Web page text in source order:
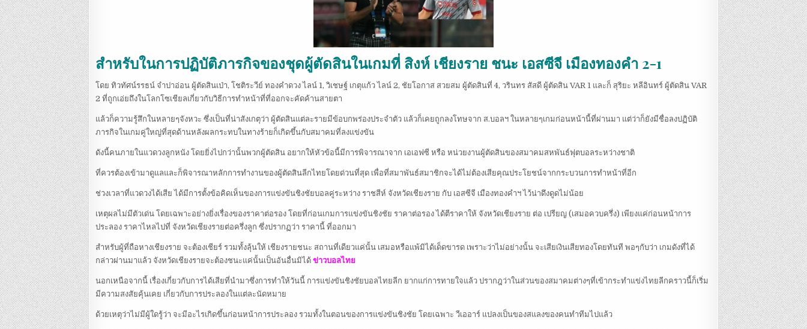
สำหรับในการปฏิบัติภารกิจของชุดผู้ตัดสินในเกมที่ สิงห์ เชียงราย ชนะ เอสซีจี เมืองทองคำ 2-1
โดย ทิวทัศน์รรธน์ จำปาอ่อน ผู้ตัดสินเป่า, โชติระวีย์ ทองคำดวง ไลน์ 1, วิเชษฐ์ เกตุแก้ว ไลน์ 2, ชัยโอกาส สวยสม ผู้ตัดสินที่ 4, วรินทร สัสดี ผู้ตัดสิน VAR 1 และก็ สุริยะ หลีอินทร์ ผู้ตัดสิน VAR
2 ที่ถูกเอ่ยถึงในโลกโซเชียลเกี่ยวกับวิธีการทำหน้าที่ที่ออกจะคัดค้านสายตา
แล้วก็ความรู้สึกในหลายๆจังหวะ ซึ่งเป็นที่น่าสังเกตุว่า ผู้ตัดสินแต่ละรายมีข้อบกพร่องประจำตัว แล้วก็เคยถูกลงโทษจาก ส.บอลฯ ในหลายๆเกมก่อนหน้านี้ที่ผ่านมา แต่ว่าก็ยังมีชื่อลงปฏิบัติ
ภารกิจในเกมคู่ใหญ่ที่สุดด้านหลังผลกระทบในทางร้ายก็เกิดขึ้นกับสมาคมที่ลงแข่งขัน
ดังนี้คนภายในแวดวงลูกหนัง โดยยิ่งไปกว่านั้นพวกผู้ตัดสิน อยากให้หัวข้อนี้มีการพิจารณาจาก เอเอฟซี หรือ หน่วยงานผู้ตัดสินของสมาคมสหพันธ์ฟุตบอลระหว่างชาติ
ที่ควรต้องเข้ามาดูแลและก็พิจารณาหลักการทำงานของผู้ตัดสินลีกไทยโดยด่วนที่สุด เพื่อที่สมาพันธ์สมาชิกจะได้ไม่ต้องเสียคุณประโยชน์จากกระบวนการทำหน้าที่อีก
ช่วงเวลาที่แวดวงได้เสีย ได้มีการตั้งข้อคิดเห็นของการแข่งขันชิงชัยบอลคู่ระหว่าง ราชสีห์ จังหวัดเชียงราย กับ เอสซีจี เมืองทองคำฯ ไว้น่าดึงดูดไม่น้อย
เหตุผลไม่มีตัวเด่น โดยเฉพาะอย่างยิ่งเรื่องของราคาต่อรอง โดยที่ก่อนเกมการแข่งขันชิงชัย ราคาต่อรอง ได้ตีราคาให้ จังหวัดเชียงราย ต่อ เปรียญ (เสมอควบครึ่ง) เพียงแค่ก่อนหน้าการ
ประลอง ราคาไหลไปที่ จังหวัดเชียงรายต่อครึ่งลูก ซึ่งปรากฏว่า ราคานี้ ที่ออกมา
สำหรับผู้ที่ถือหางเชียงราย จะต้องเชียร์ รวมทั้งลุ้นให้ เชียงรายชนะ สถานที่เดียวแค่นั้น เสมอหรือแพ้มิได้เด็ดขารด เพราะว่าไม่อย่างนั้น จะเสียเงินเสียทองโดยทันที พอๆกับว่า เกมดังที่ได้
กล่าวผ่านมาแล้ว จังหวัดเชียงรายจะต้องชนะแค่นั้นเป็นอันอื่นมิได้ ข่าวบอลไทย
นอกเหนือจากนี้ เรื่องเกี่ยวกับการได้เสียที่นำมาซึ่งการทำให้วันนี้ การแข่งขันชิงชัยบอลไทยลีก ยากแก่การทายใจแล้ว ปรากฎว่าในส่วนของสมาคมต่างๆที่เข้ากระทำแข่งไทยลีกคราวนี้ก็เริ่ม
มีความสงสัยคุ้นเคย เกี่ยวกับการประลองในแต่ละนัดหมาย
ด้วยเหตุว่าไม่มีผู้ใดรู้ว่า จะมีอะไรเกิดขึ้นก่อนหน้าการประลอง รวมทั้งในตอนของการแข่งขันชิงชัย โดยเฉพาะ วีเออาร์ แปลงเป็นของสแลงของคนทำทีมไปแล้ว